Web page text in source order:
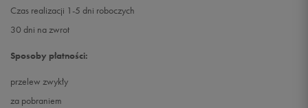
Czas realizacji 1-5 dni roboczych
30 dni na zwrot
Sposoby płatności:
przelew zwykły
za pobraniem